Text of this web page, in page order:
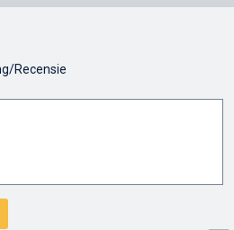
Recensie